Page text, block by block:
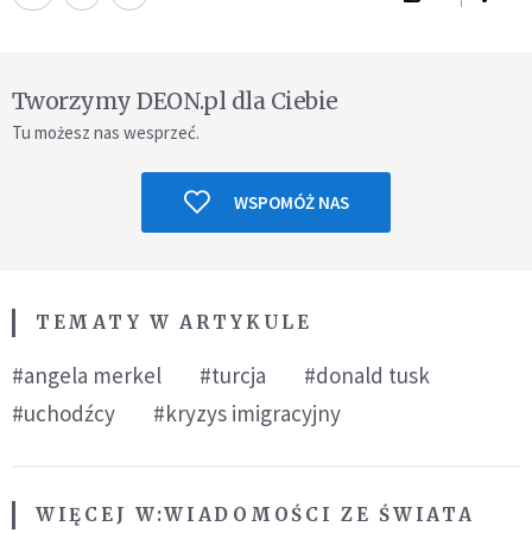
Tworzymy DEON.pl dla Ciebie
Tu możesz nas wesprzeć.
WSPOMÓŻ NAS
TEMATY W ARTYKULE
#angela merkel #turcja
#donald tusk
#uchodźcy
#kryzys imigracyjny
WIĘCEJ W:WIADOMOŚCI ZE ŚWIATA